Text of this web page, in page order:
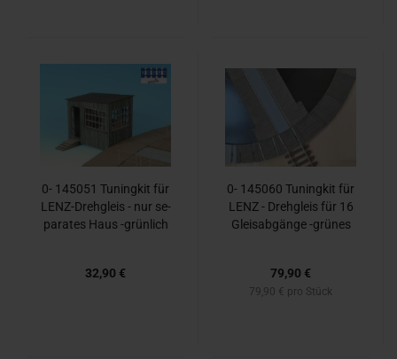
0- 145051 Tu­n­ing­kit für
LENZ-​Dreh­gleis - nur se­
pa­ra­tes Haus -​grün­lich
32,90 €
0- 145060 Tu­n­ing­kit für
LENZ - Dreh­gleis für 16
Gleis­ab­gän­ge -​grü­nes
79,90 €
79,90 € pro Stück